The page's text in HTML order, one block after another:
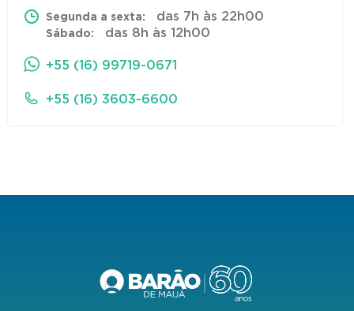
Segunda a sexta: das 7h às 22h00
Sábado: das 8h às 12h00
+55 (16) 99719-0671
+55 (16) 3603-6600